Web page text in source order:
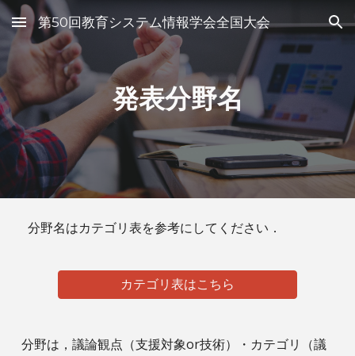
Skip to main content Skip to navigation
第50回教育システム情報学会全国大会
発表分野名
分野名はカテゴリ表を参考にしてください．
カテゴリ表はこちら
分野は，議論観点（支援対象or技術）・カテゴリ（議